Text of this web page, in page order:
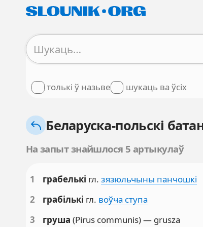
толькі ў назьве шукаць ва ўсіх
Беларуска-польскі
На запыт знайшлося 5 артыкулаў
1 грабелькі гл.зязюльчыны панчошкі
2
грабількі гл. воўча ступа
3
груша (Pirus communis) — grusza